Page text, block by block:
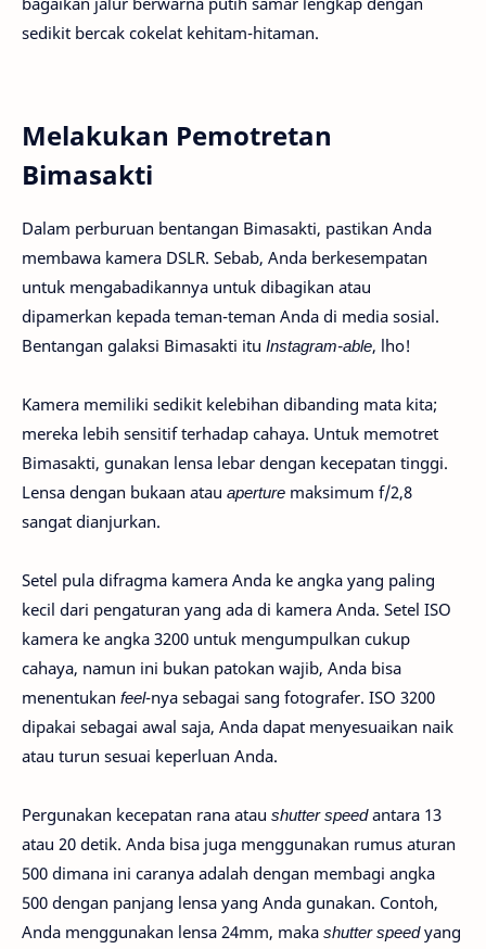
sedikit bercak cokelat kehitam-hitaman.
Melakukan Pemotretan
Bimasakti
Dalam perburuan bentangan Bimasakti, pastikan Anda
membawa kamera DSLR. Sebab, Anda berkesempatan
untuk mengabadikannya untuk dibagikan atau
dipamerkan kepada teman-teman Anda di media sosial.
Bentangan galaksi Bimasakti itu Instagram-able, lho!
Kamera memiliki sedikit kelebihan dibanding mata kita;
mereka lebih sensitif terhadap cahaya. Untuk memotret
Bimasakti, gunakan lensa lebar dengan kecepatan tinggi.
Lensa dengan bukaan atau aperture maksimum f/2,8
sangat dianjurkan.
Setel pula difragma kamera Anda ke angka yang paling
kecil dari pengaturan yang ada di kamera Anda. Setel ISO
kamera ke angka 3200 untuk mengumpulkan cukup
cahaya, namun ini bukan patokan wajib, Anda bisa
menentukan feel-nya sebagai sang fotografer. ISO 3200
dipakai sebagai awal saja, Anda dapat menyesuaikan naik
atau turun sesuai keperluan Anda.
Pergunakan kecepatan rana atau shutter speedantara 13
atau 20 detik. Anda bisa juga menggunakan rumus aturan
500 dimana ini caranya adalah dengan membagi angka
500 dengan panjang lensa yang Anda gunakan. Contoh,
Anda menggunakan lensa 24mm, maka shutter speedyang